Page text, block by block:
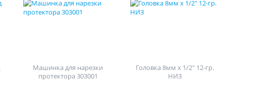
Машинка для нарезки
протектора 303001
Головка 8мм х 1/2" 12-гр.
НИЗ